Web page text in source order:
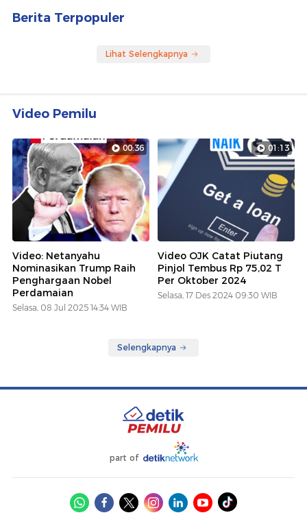
Berita Terpopuler
Lihat Selengkapnya
Video Pemilu
00:36
Video: Netanyahu
Nominasikan Trump Raih
Penghargaan Nobel
Perdamaian
Selasa, 08 Jul 2025 14:34 WIB
01:13
Video OJK Catat Piutang
Pinjol Tembus Rp 75,02 T
Per Oktober 2024
Selasa, 17 Des 2024 09:30 WIB
Selengkapnya
part of